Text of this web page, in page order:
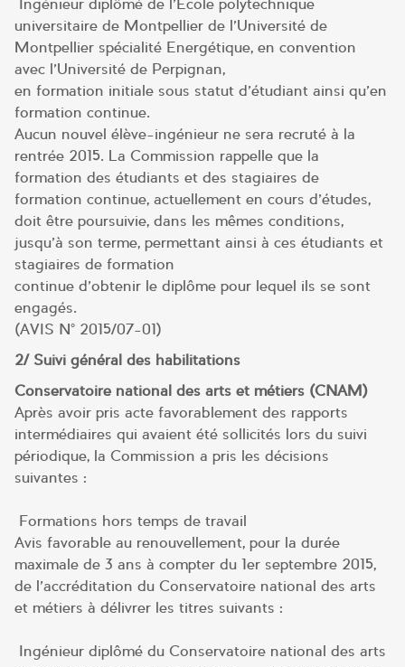
Ingénieur diplômé de l’Ecole polytechnique
universitaire de Montpellier de l’Université de
Montpellier spécialité Energétique, en convention
avec l’Université de Perpignan,
en formation initiale sous statut d’étudiant ainsi qu’en
formation continue.
Aucun nouvel élève-ingénieur ne sera recruté à la
rentrée 2015. La Commission rappelle que la
formation des étudiants et des stagiaires de
formation continue, actuellement en cours d’études,
doit être poursuivie, dans les mêmes conditions,
jusqu’à son terme, permettant ainsi à ces étudiants et
stagiaires de formation
continue d’obtenir le diplôme pour lequel ils se sont
engagés.
(AVIS N° 2015/07-01)
2/ Suivi général des habilitations
Conservatoire national des arts et métiers (CNAM)
Après avoir pris acte favorablement des rapports
intermédiaires qui avaient été sollicités lors du suivi
périodique, la Commission a pris les décisions
suivantes :
Formations hors temps de travail
Avis favorable au renouvellement, pour la durée
maximale de 3 ans à compter du 1er septembre 2015,
de l’accréditation du Conservatoire national des arts
et métiers à délivrer les titres suivants :
Ingénieur diplômé du Conservatoire national des arts